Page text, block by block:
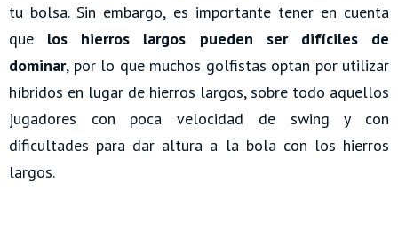
tu bolsa. Sin embargo, es importante tener en cuenta
que los hierros largos pueden ser difíciles de
dominar, por lo que muchos golfistas optan por utilizar
híbridos en lugar de hierros largos, sobre todo aquellos
jugadores con poca velocidad de swing y con
dificultades para dar altura a la bola con los hierros
largos.